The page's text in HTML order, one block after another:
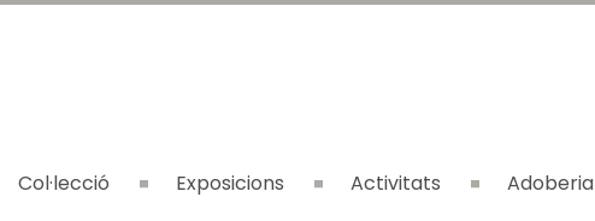
Col·lecció Exposicions Activitats Adoberia